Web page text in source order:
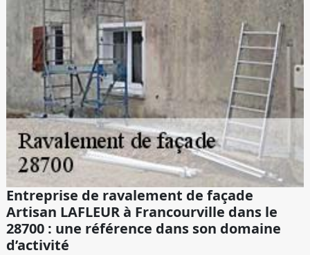
Entreprise de ravalement de façade
Artisan LAFLEUR à Francourville dans le
28700 : une référence dans son domaine
d’activité